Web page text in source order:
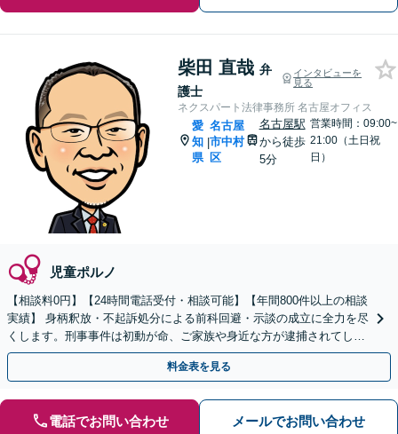
柴田 直哉 弁
護士
インタビューを
見る
ネクスパート法律事務所 名古屋オフィス
愛
知
県
|
名古屋
市中村
区
名古屋駅
から徒歩
5分
営業時間：09:00~
21:00（土日祝
日）
児童ポルノ
【相談料0円】【24時間電話受付・相談可能】【年間800件以上の相談
実績】 身柄釈放・不起訴処分による前科回避・示談の成立に全力を尽
くします。刑事事件は初動が命、ご家族や身近な方が逮捕されてしま
ったら一刻も早くお電話ください。
料金表を見る
電話でお問い合わせ メールでお問い合わせ